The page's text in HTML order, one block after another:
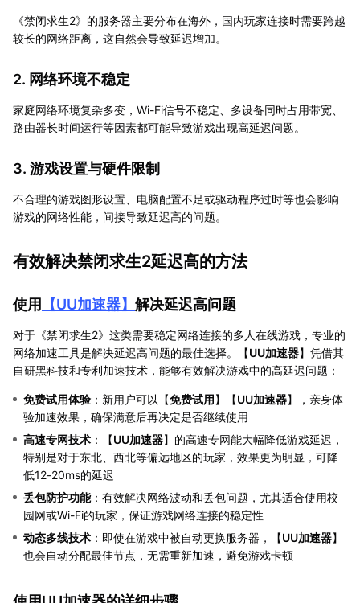
《禁闭求生2》的服务器主要分布在海外，国内玩家连接时需要跨越
较长的网络距离，这自然会导致延迟增加。
2. 网络环境不稳定
家庭网络环境复杂多变，Wi-Fi信号不稳定、多设备同时占用带宽、
路由器长时间运行等因素都可能导致游戏出现高延迟问题。
3. 游戏设置与硬件限制
不合理的游戏图形设置、电脑配置不足或驱动程序过时等也会影响
游戏的网络性能，间接导致延迟高的问题。
有效解决禁闭求生2延迟高的方法
使用 【UU加速器】 解决延迟高问题
对于《禁闭求生2》这类需要稳定网络连接的多人在线游戏，专业的
网络加速工具是解决延迟高问题的最佳选择。【UU加速器】凭借其
自研黑科技和专利加速技术，能够有效解决游戏中的高延迟问题：
免费试用体验 ：新用户可以【免费试用】【UU加速器】，亲身体
验加速效果，确保满意后再决定是否继续使用
高速专网技术 ：【UU加速器】的高速专网能大幅降低游戏延迟，
特别是对于东北、西北等偏远地区的玩家，效果更为明显，可降
低12-20ms的延迟
丢包防护功能：有效解决网络波动和丢包问题，尤其适合使用校
园网或Wi-Fi的玩家，保证游戏网络连接的稳定性
动态多线技术 ：即使在游戏中被自动更换服务器，【UU加速器】
也会自动分配最佳节点，无需重新加速，避免游戏卡顿